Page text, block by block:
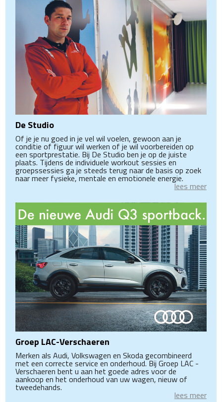
De Studio
Of je je nu goed in je vel wil voelen, gewoon aan je
conditie of figuur wil werken of je wil voorbereiden op
een sportprestatie. Bij De Studio ben je op de juiste
plaats. Tijdens de individuele workout sessies en
groepssessies ga je steeds terug naar de basis op zoek
naar meer fysieke, mentale en emotionele energie.
lees meer
Groep LAC-Verschaeren
Merken als Audi, Volkswagen en Skoda gecombineerd
met een correcte service en onderhoud. Bij Groep LAC -
Verschaeren bent u aan het goede adres voor de
aankoop en het onderhoud van uw wagen, nieuw of
tweedehands.
lees meer